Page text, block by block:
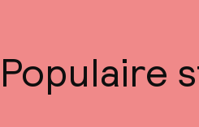
Populaire